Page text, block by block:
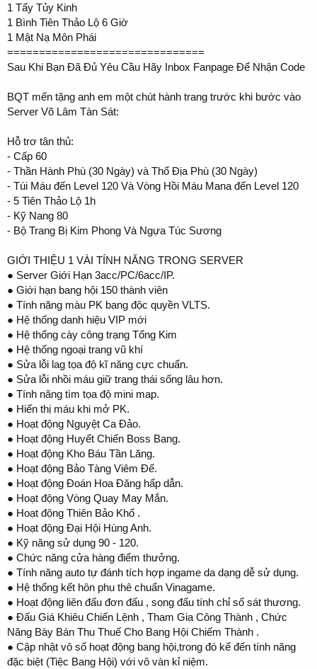
1 Tẩy Tủy Kinh
1 Bình Tiên Thảo Lộ 6 Giờ
1 Mật Nạ Môn Phái
===============================
Sau Khi Bạn Đã Đủ Yêu Cầu Hãy Inbox Fanpage Để Nhận Code
BQT mến tặng anh em một chút hành trang trước khi bước vào
Server Võ Lâm Tàn Sát:
Hỗ trơ tân thủ:
- Cấp 60
- Thần Hành Phù (30 Ngày) và Thổ Địa Phù (30 Ngày)
- Túi Máu đến Level 120 Và Vòng Hồi Máu Mana đến Level 120
- 5 Tiên Thảo Lộ 1h
- Kỹ Nang 80
- Bộ Trang Bị Kim Phong Và Ngựa Túc Sương
GIỚI THIỆU 1 VÀI TÍNH NĂNG TRONG SERVER
● Server Giới Hạn 3acc/PC/6acc/IP.
● Giới hạn bang hội 150 thành viên
● Tính năng màu PK bang độc quyền VLTS.
● Hệ thống danh hiệu VIP mới
● Hệ thống cày công trạng Tống Kim
● Hệ thống ngoại trang vũ khí
● Sửa lỗi lag tọa độ kĩ năng cực chuẩn.
● Sửa lỗi nhồi máu giữ trang thái sống lâu hơn.
● Tính năng tìm tọa độ mini map.
● Hiển thị máu khi mở PK.
● Hoạt động Nguyệt Ca Đảo.
● Hoạt động Huyết Chiến Boss Bang.
● Hoạt động Kho Báu Tần Lăng.
● Hoạt động Bảo Tàng Viêm Đế.
● Hoạt động Đoán Hoa Đăng hấp dẫn.
● Hoạt động Vòng Quay May Mắn.
● Hoạt động Thiên Bảo Khố .
● Hoạt động Đại Hội Hùng Anh.
● Kỹ năng sử dụng 90 - 120.
● Chức năng cửa hàng điểm thưởng.
● Tính năng auto tự đánh tích hợp ingame da dạng dễ sử dụng.
● Hệ thống kết hôn phu thê chuẩn Vinagame.
● Hoạt động liên đấu đơn đấu , song đấu tính chỉ số sát thương.
● Đấu Giá Khiêu Chiến Lệnh , Tham Gia Công Thành , Chức
Năng Bày Bán Thu Thuế Cho Bang Hội Chiếm Thành .
● Cập nhật vô số hoạt động bang hội,trong đó kể đến tính năng
đặc biệt (Tiệc Bang Hội) với vô vàn kỉ niệm.